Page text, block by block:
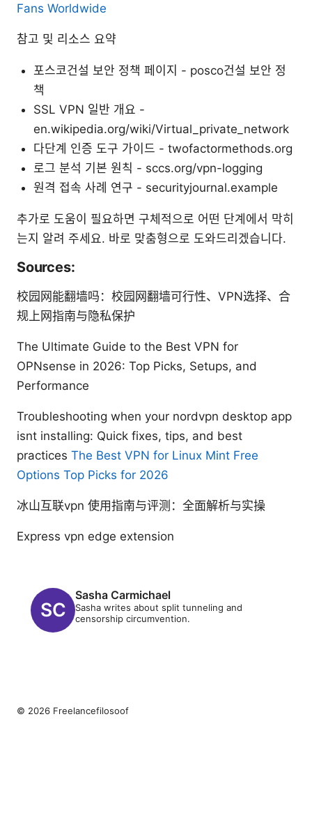
Fans Worldwide
참고 및 리소스 요약
포스코건설 보안 정책 페이지 - posco건설 보안 정
책
SSL VPN 일반 개요 -
en.wikipedia.org/wiki/Virtual_private_network
다단계 인증 도구 가이드 - twofactormethods.org
로그 분석 기본 원칙 - sccs.org/vpn-logging
원격 접속 사례 연구 - securityjournal.example
추가로 도움이 필요하면 구체적으로 어떤 단계에서 막히
는지 알려 주세요. 바로 맞춤형으로 도와드리겠습니다.
Sources:
校园网能翻墙吗：校园网翻墙可行性、VPN选择、合
规上网指南与隐私保护
The Ultimate Guide to the Best VPN for
OPNsense in 2026: Top Picks, Setups, and
Performance
Troubleshooting when your nordvpn desktop app
isnt installing: Quick fixes, tips, and best
practices The Best VPN for Linux Mint Free
Options Top Picks for 2026
冰山互联vpn 使用指南与评测：全面解析与实操
Express vpn edge extension
Sasha Carmichael
Sasha writes about split tunneling and
censorship circumvention.
© 2026 Freelancefilosoof